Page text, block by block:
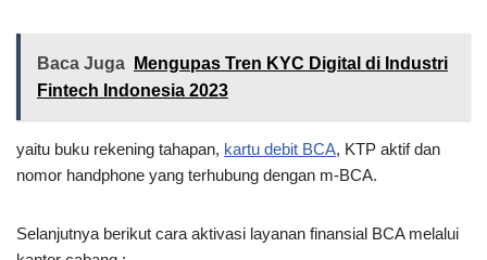
Baca Juga
Mengupas Tren KYC Digital di Industri
Fintech Indonesia 2023
yaitu buku rekening tahapan, kartu debit BCA, KTP aktif dan
nomor handphone yang terhubung dengan m-BCA.
Selanjutnya berikut cara aktivasi layanan finansial BCA melalui